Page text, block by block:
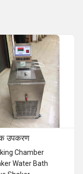
उपकरण
Chamber
Water Bath